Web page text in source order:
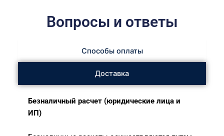
Вопросы и ответы
Способы оплаты
Доставка
Безналичный расчет (юридические лица и
ИП)